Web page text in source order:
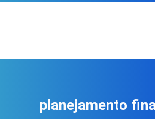
planejamento